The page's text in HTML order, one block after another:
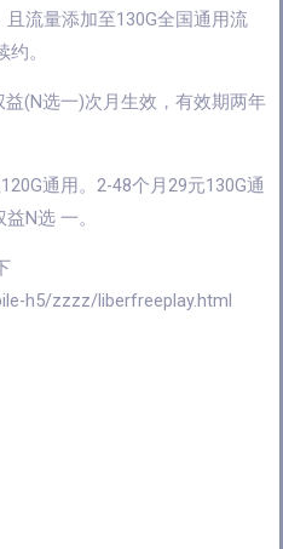
流量添加至130G全国通用流
。
(N选一)次月生效，有效期两年
通用。2-48个月29元130G通
N选 一。
h5/zzzz/liberfreeplay.html